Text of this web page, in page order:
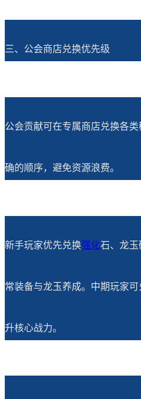
三、公会商店兑换优先级
公会贡献可在专属商店兑换各
确的顺序，避免资源浪费。
新手玩家优先兑换强化石、龙玉
常装备与龙玉养成。中期玩家
升核心战力。